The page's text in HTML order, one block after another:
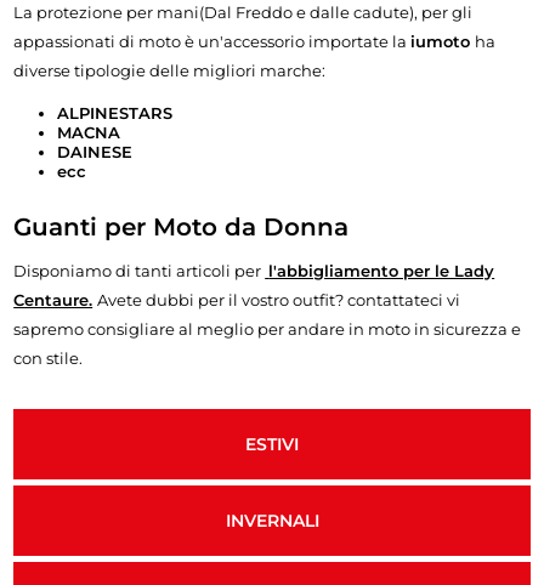
La protezione per mani(Dal Freddo e dalle cadute), per gli
appassionati di moto è un'accessorio importate la iumoto ha
diverse tipologie delle migliori marche:
ALPINESTARS
MACNA
DAINESE
ecc
Guanti per Moto da Donna
Disponiamo di tanti articoli per l'abbigliamento per le Lady
Centaure. Avete dubbi per il vostro outfit? contattateci vi
sapremo consigliare al meglio per andare in moto in sicurezza e
con stile.
ESTIVI
INVERNALI